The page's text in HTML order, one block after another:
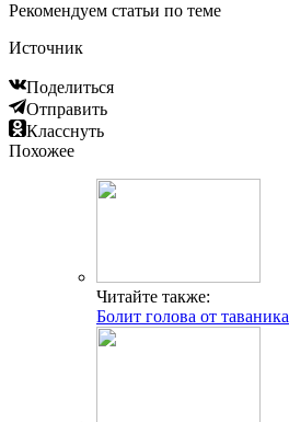
Рекомендуем статьи по теме
Источник
Поделиться
Отправить
Класснуть
Похожее
Читайте также:
Болит голова от таваника